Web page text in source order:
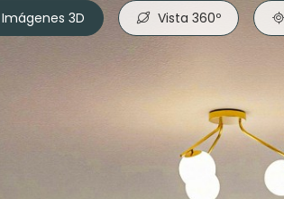
Imágenes 3D Vista 360º